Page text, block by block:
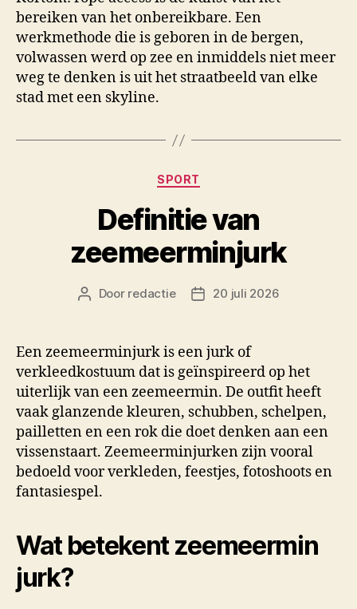
bereiken van het onbereikbare. Een
werkmethode die is geboren in de bergen,
volwassen werd op zee en inmiddels niet meer
weg te denken is uit het straatbeeld van elke
stad met een skyline.
Categorieën
SPORT
Definitie van
zeemeerminjurk
Berichtauteur
Door redactie Berichtdatum
20 juli 2026
Een zeemeerminjurk is een jurk of
verkleedkostuum dat is geïnspireerd op het
uiterlijk van een zeemeermin. De outfit heeft
vaak glanzende kleuren, schubben, schelpen,
pailletten en een rok die doet denken aan een
vissenstaart. Zeemeerminjurken zijn vooral
bedoeld voor verkleden, feestjes, fotoshoots en
fantasiespel.
Wat betekent zeemeermin
jurk?